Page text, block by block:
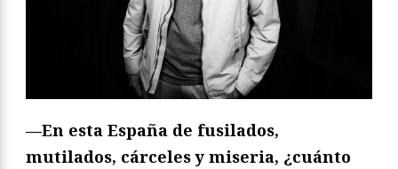
—En esta España de fusilados,
mutilados, cárceles y miseria, ¿cuánto